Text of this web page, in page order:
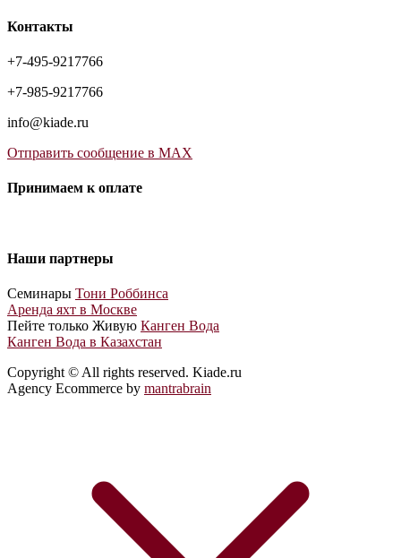
Контакты
+7-495-9217766
+7-985-9217766
info@kiade.ru
Отправить сообщение в MAX
Принимаем к оплате
Наши партнеры
Cеминары Тони Роббинса
Аренда яхт в Москве
Пейте только Живую Канген Вода
Канген Вода в Казахстан
Copyright © All rights reserved. Kiade.ru
Agency Ecommerce by mantrabrain